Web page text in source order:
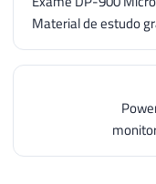
Material de estudo